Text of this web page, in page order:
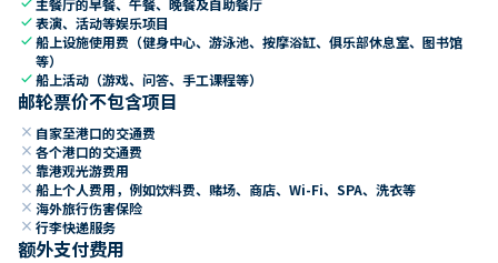
check表演、活动等娱乐项目
check船上设施使用费（健身中心、游泳池、按摩浴缸、俱乐部休息室、图书馆
等）
check船上活动（游戏、问答、手工课程等）
邮轮票价不包含项目
close 自家至港口的交通费
close 各个港口的交通费
close 靠港观光游费用
close 船上个人费用，例如饮料费、赌场、商店、Wi-Fi、SPA、洗衣等
close 海外旅行伤害保险
close 行李快递服务
额外支付费用